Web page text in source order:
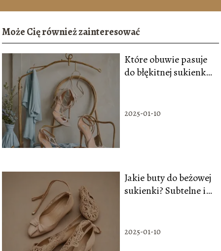
Może Cię również zainteresować
Które obuwie pasuje
do błękitnej sukienki?
2025-01-10
Jakie buty do beżowej
sukienki? Subtelne i
2025-01-10